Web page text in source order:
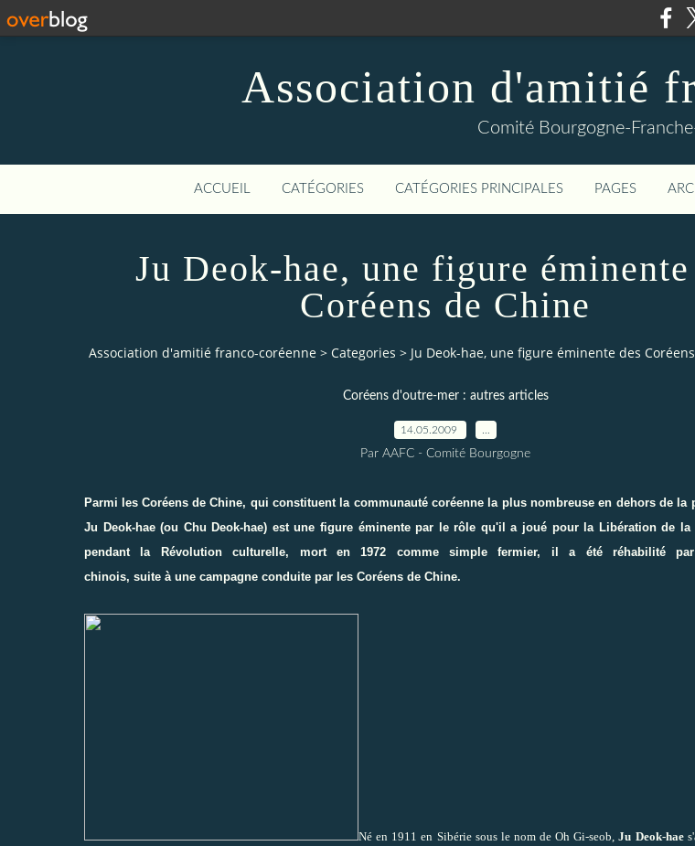
Association d'amitié
Comité Bourgogne-
ACCUEIL CATÉGORIES CATÉGORIES PRINCIPALES PAGES
Ju Deok-hae, une figure éminente
Coréens de Chine
Association d'amitié franco-coréenne > Categories > Ju Deok-hae, une figure éminente des
Coréens d'outre-mer : autres articles
14.05.2009
Par AAFC - Comité Bourgogne
Parmi les Coréens de Chine, qui constituent la communauté coréenne la plus nombreuse en dehors de la
Ju Deok-hae (ou Chu Deok-hae) est une figure éminente par le rôle qu'il a joué pour la Libération de la
pendant la Révolution culturelle, mort en 1972 comme simple fermier, il a été réhabilité par
chinois, suite à une campagne conduite par les Coréens de Chine.
Né en 1911 en Sibérie sous le nom de Oh Gi-seob,Ju Deok-hae